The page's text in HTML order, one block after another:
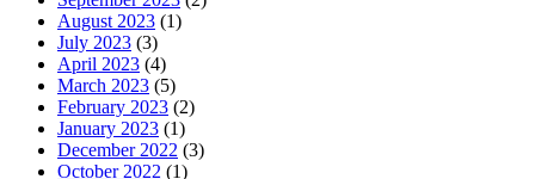
August 2023 (1)
July 2023 (3)
April 2023 (4)
March 2023 (5)
February 2023 (2)
January 2023 (1)
December 2022 (3)
October 2022 (1)